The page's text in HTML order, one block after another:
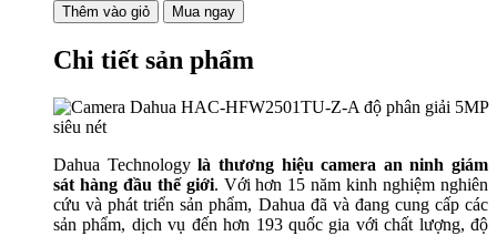
Thêm vào giỏ Mua ngay
Chi tiết sản phẩm
Dahua Technologylà thương hiệu camera an ninh giám
sát hàng đầu thế giới. Với hơn 15 năm kinh nghiệm nghiên
cứu và phát triển sản phẩm, Dahua đã và đang cung cấp các
sản phẩm, dịch vụ đến hơn 193 quốc gia với chất lượng, độ